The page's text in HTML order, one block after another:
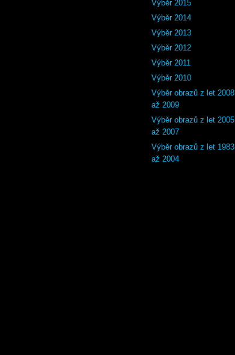
Výběr 2015
Výběr 2014
Výběr 2013
Výběr 2012
Výběr 2011
Výběr 2010
Výběr obrazů z let 2008
až 2009
Výběr obrazů z let 2005
až 2007
Výběr obrazů z let 1983
až 2004